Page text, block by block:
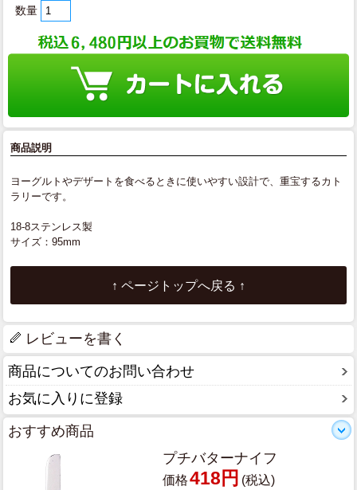
数量
商品説明
ヨーグルトやデザートを食べるときに使いやすい設計で、重宝するカト
ラリーです。
18-8ステンレス製
サイズ：95mm
↑ ページトップへ戻る ↑
レビューを書く
商品についてのお問い合わせ
お気に入りに登録
おすすめ商品
プチバターナイフ
価格418円 (税込)